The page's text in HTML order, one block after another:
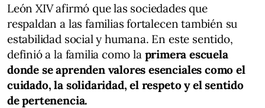
León XIV afirmó que las sociedades que
respaldan a las familias fortalecen también su
estabilidad social y humana. En este sentido,
definió a la familia como la primera escuela
donde se aprenden valores esenciales como el
cuidado, la solidaridad, el respeto y el sentido
de pertenencia.